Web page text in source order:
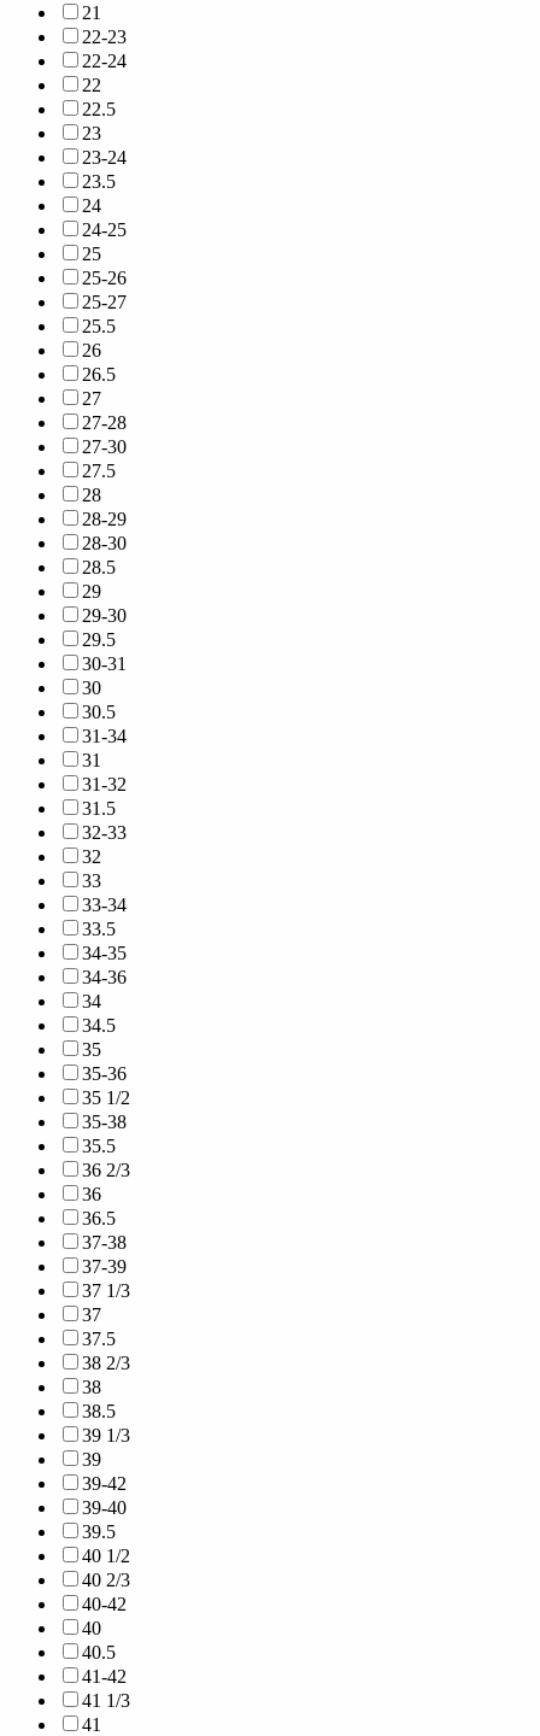
21
22-23
22-24
22
22.5
23
23-24
23.5
24
24-25
25
25-26
25-27
25.5
26
26.5
27
27-28
27-30
27.5
28
28-29
28-30
28.5
29
29-30
29.5
30-31
30
30.5
31-34
31
31-32
31.5
32-33
32
33
33-34
33.5
34-35
34-36
34
34.5
35
35-36
35 1/2
35-38
35.5
36 2/3
36
36.5
37-38
37-39
37 1/3
37
37.5
38 2/3
38
38.5
39 1/3
39
39-42
39-40
39.5
40 1/2
40 2/3
40-42
40
40.5
41-42
41 1/3
41